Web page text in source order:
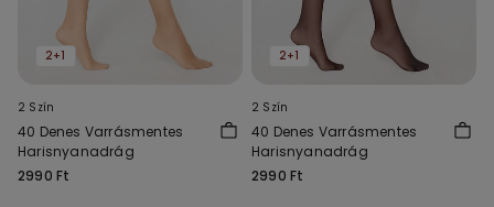
2+1
2 Szín
40 Denes Varrásmentes
Harisnyanadrág
2990 Ft
2+1
2 Szín
40 Denes Varrásmentes
Harisnyanadrág
2990 Ft